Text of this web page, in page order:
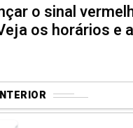
o sinal
os horários e